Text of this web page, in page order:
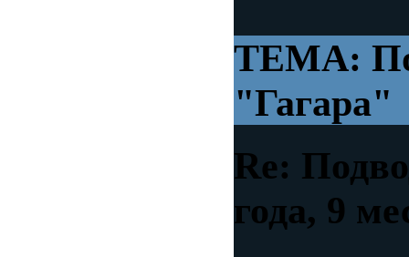
ТЕМА:
"Гагара"
Re:
года, 9